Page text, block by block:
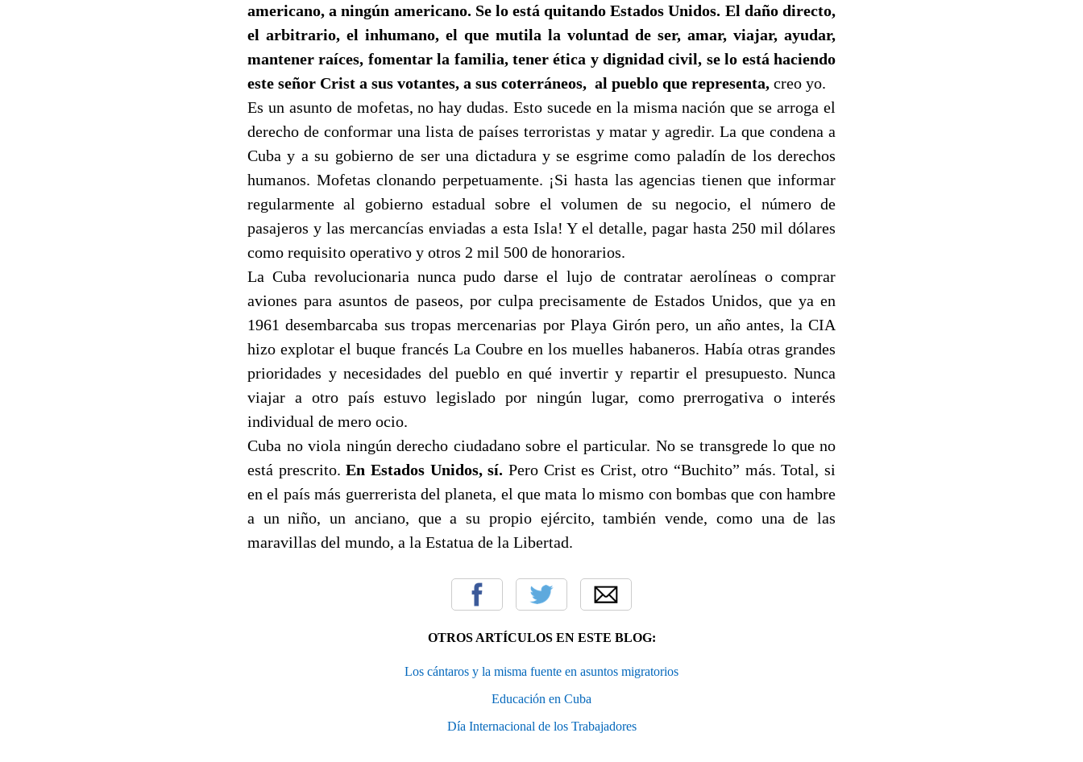
americano, a ningún americano. Se lo está quitando Estados Unidos. El daño directo,
el arbitrario, el inhumano, el que mutila la voluntad de ser, amar, viajar, ayudar,
mantener raíces, fomentar la familia, tener ética y dignidad civil, se lo está haciendo
este señor Crist a sus votantes, a sus coterráneos, al pueblo que representa, creo yo.
Es un asunto de mofetas, no hay dudas. Esto sucede en la misma nación que se arroga el
derecho de conformar una lista de países terroristas y matar y agredir. La que condena a
Cuba y a su gobierno de ser una dictadura y se esgrime como paladín de los derechos
humanos. Mofetas clonando perpetuamente. ¡Si hasta las agencias tienen que informar
regularmente al gobierno estadual sobre el volumen de su negocio, el número de
pasajeros y las mercancías enviadas a esta Isla! Y el detalle, pagar hasta 250 mil dólares
como requisito operativo y otros 2 mil 500 de honorarios.
La Cuba revolucionaria nunca pudo darse el lujo de contratar aerolíneas o comprar
aviones para asuntos de paseos, por culpa precisamente de Estados Unidos, que ya en
1961 desembarcaba sus tropas mercenarias por Playa Girón pero, un año antes, la CIA
hizo explotar el buque francés La Coubre en los muelles habaneros. Había otras grandes
prioridades y necesidades del pueblo en qué invertir y repartir el presupuesto. Nunca
viajar a otro país estuvo legislado por ningún lugar, como prerrogativa o interés
individual de mero ocio.
Cuba no viola ningún derecho ciudadano sobre el particular. No se transgrede lo que no
está prescrito.En Estados Unidos, sí. Pero Crist es Crist, otro “Buchito” más. Total, si
en el país más guerrerista del planeta, el que mata lo mismo con bombas que con hambre
a un niño, un anciano, que a su propio ejército, también vende, como una de las
maravillas del mundo, a la Estatua de la Libertad.
OTROS ARTÍCULOS EN ESTE BLOG:
Los cántaros y la misma fuente en asuntos migratorios
Educación en Cuba
Día Internacional de los Trabajadores